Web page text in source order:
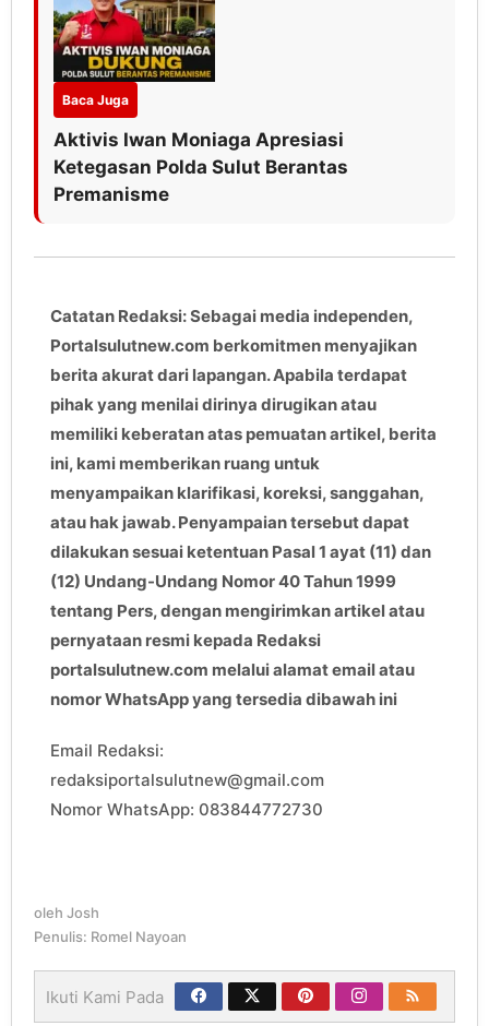
Baca Juga
Aktivis Iwan Moniaga Apresiasi
Ketegasan Polda Sulut Berantas
Premanisme
Catatan Redaksi: Sebagai media independen,
Portalsulutnew.com berkomitmen menyajikan
berita akurat dari lapangan. Apabila terdapat
pihak yang menilai dirinya dirugikan atau
memiliki keberatan atas pemuatan artikel, berita
ini, kami memberikan ruang untuk
menyampaikan klarifikasi, koreksi, sanggahan,
atau hak jawab. Penyampaian tersebut dapat
dilakukan sesuai ketentuan Pasal 1 ayat (11) dan
(12) Undang-Undang Nomor 40 Tahun 1999
tentang Pers, dengan mengirimkan artikel atau
pernyataan resmi kepada Redaksi
portalsulutnew.com melalui alamat email atau
nomor WhatsApp yang tersedia dibawah ini
Email Redaksi:
redaksiportalsulutnew@gmail.com
Nomor WhatsApp: 083844772730
oleh Josh
Penulis: Romel Nayoan
Ikuti Kami Pada